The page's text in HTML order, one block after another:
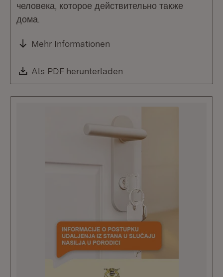
человека, которое действительно также
дома.
Mehr Informationen
Download:
Als PDF herunterladen